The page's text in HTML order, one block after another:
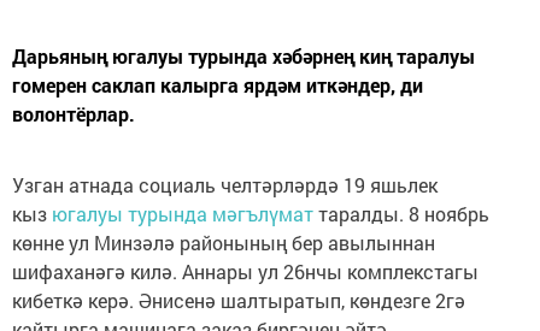
Дарьяның югалуы турында хәбәрнең киң таралуы
гомерен саклап калырга ярдәм иткәндер, ди
волонтёрлар.
Узган атнада социаль челтәрләрдә 19 яшьлек
кыз югалуы турында мәгълүматтаралды. 8 ноябрь
көнне ул Минзәлә районының бер авылыннан
шифаханәгә килә. Аннары ул 26нчы комплекстагы
кибеткә керә. Әнисенә шалтыратып, көндезге 2гә